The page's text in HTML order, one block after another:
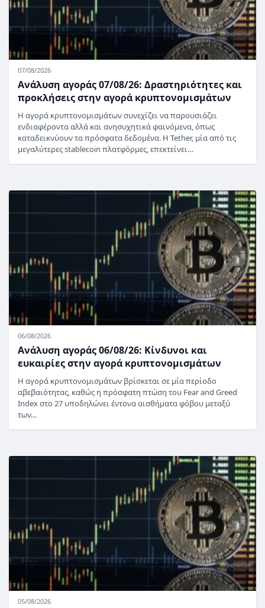
07/08/2026
Ανάλυση αγοράς 07/08/26: Δραστηριότητες και
προκλήσεις στην αγορά κρυπτονομισμάτων
Η αγορά κρυπτονομισμάτων συνεχίζει να παρουσιάζει
ενδιαφέροντα αλλά και ανησυχητικά φαινόμενα, όπως
καταδεικνύουν τα πρόσφατα δεδομένα. Η Tether, μία από τις
μεγαλύτερες stablecoin πλατφόρμες, επεκτείνει…
06/08/2026
Ανάλυση αγοράς 06/08/26: Κίνδυνοι και
ευκαιρίες στην αγορά κρυπτονομισμάτων
Η αγορά κρυπτονομισμάτων βρίσκεται σε μία περίοδο
αβεβαιότητας, καθώς η πρόσφατη πτώση του Fear and Greed
Index στο 27 υποδηλώνει έντονα αισθήματα φόβου μεταξύ
των…
05/08/2026